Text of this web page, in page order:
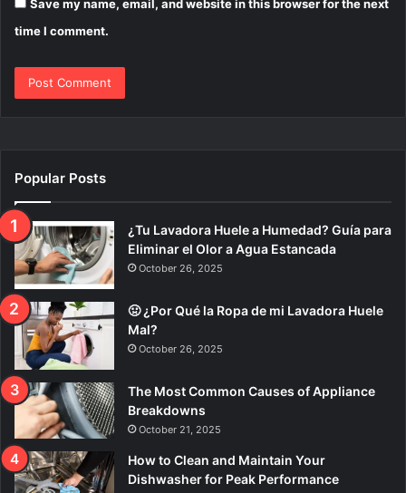
Save my name, email, and website in this browser for the next
time I comment.
Popular Posts
¿Tu Lavadora Huele a Humedad? Guía para
Eliminar el Olor a Agua Estancada
October 26, 2025
🤢 ¿Por Qué la Ropa de mi Lavadora Huele
Mal?
October 26, 2025
The Most Common Causes of Appliance
Breakdowns
October 21, 2025
How to Clean and Maintain Your
Dishwasher for Peak Performance